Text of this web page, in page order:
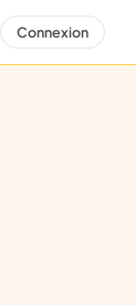
Connexion